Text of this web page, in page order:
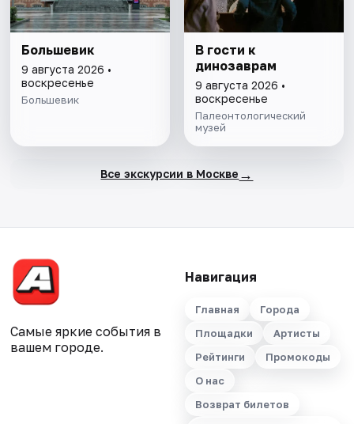
Большевик
9 августа 2026 •
воскресенье
Большевик
В гости к
динозаврам
9 августа 2026 •
воскресенье
Палеонтологический
музей
Все экскурсии в Москве →
Самые яркие события в
вашем городе.
Навигация
Главная
Города
Площадки
Артисты
Рейтинги
Промокоды
О нас
Возврат билетов